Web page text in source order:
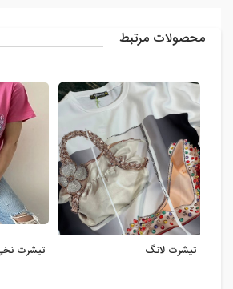
محصولات مرتبط
تیشرت لانگ تیشرت نخی